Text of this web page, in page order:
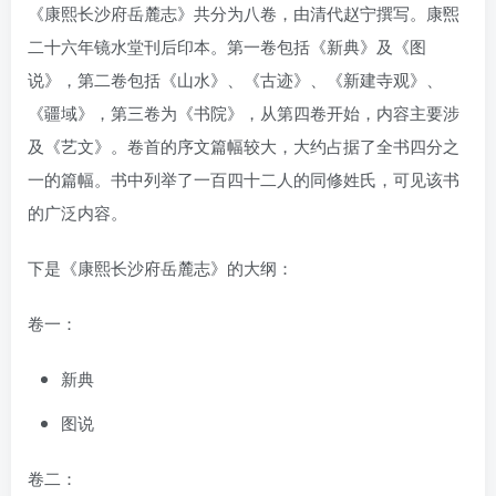
《康熙长沙府岳麓志》共分为八卷，由清代赵宁撰写。康煕
二十六年镜水堂刊后印本。第一卷包括《新典》及《图
说》，第二卷包括《山水》、《古迹》、《新建寺观》、
《疆域》，第三卷为《书院》，从第四卷开始，内容主要涉
及《艺文》。卷首的序文篇幅较大，大约占据了全书四分之
一的篇幅。书中列举了一百四十二人的同修姓氏，可见该书
的广泛内容。
下是《康熙长沙府岳麓志》的大纲：
卷一：
新典
图说
卷二：